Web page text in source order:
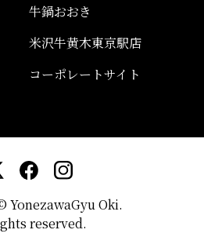
牛鍋おおき
米沢牛黄木東京駅店
コーポレートサイト
YonezawaGyu Oki.
reserved.